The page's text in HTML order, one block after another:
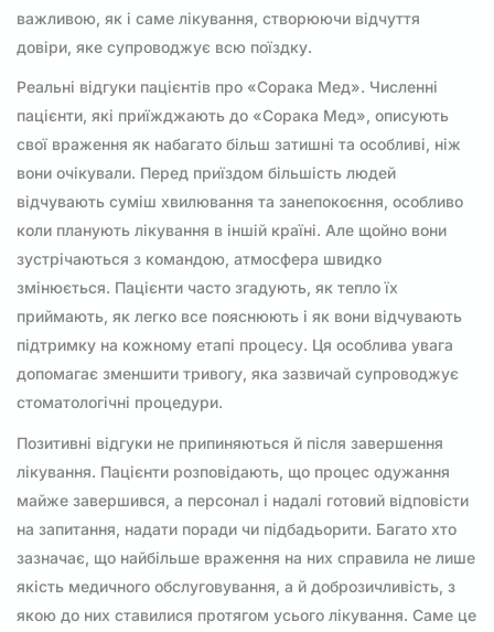
важливою, як і саме лікування, створюючи відчуття
довіри, яке супроводжує всю поїздку.
Реальні відгуки пацієнтів про «Сорака Мед». Численні
пацієнти, які приїжджають до «Сорака Мед», описують
свої враження як набагато більш затишні та особливі, ніж
вони очікували. Перед приїздом більшість людей
відчувають суміш хвилювання та занепокоєння, особливо
коли планують лікування в іншій країні. Але щойно вони
зустрічаються з командою, атмосфера швидко
змінюється. Пацієнти часто згадують, як тепло їх
приймають, як легко все пояснюють і як вони відчувають
підтримку на кожному етапі процесу. Ця особлива увага
допомагає зменшити тривогу, яка зазвичай супроводжує
стоматологічні процедури.
Позитивні відгуки не припиняються й після завершення
лікування. Пацієнти розповідають, що процес одужання
майже завершився, а персонал і надалі готовий відповісти
на запитання, надати поради чи підбадьорити. Багато хто
зазначає, що найбільше враження на них справила не лише
якість медичного обслуговування, а й доброзичливість, з
якою до них ставилися протягом усього лікування. Саме це